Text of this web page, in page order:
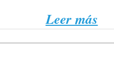
Leer más